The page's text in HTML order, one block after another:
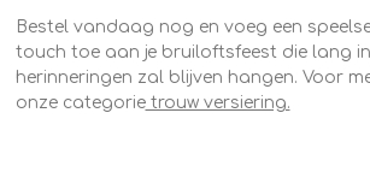
Bestel vandaag nog en voeg een
touch toe aan je bruiloftsfeest die lang
herinneringen zal blijven hangen. Voor
onze categorietrouw versiering.